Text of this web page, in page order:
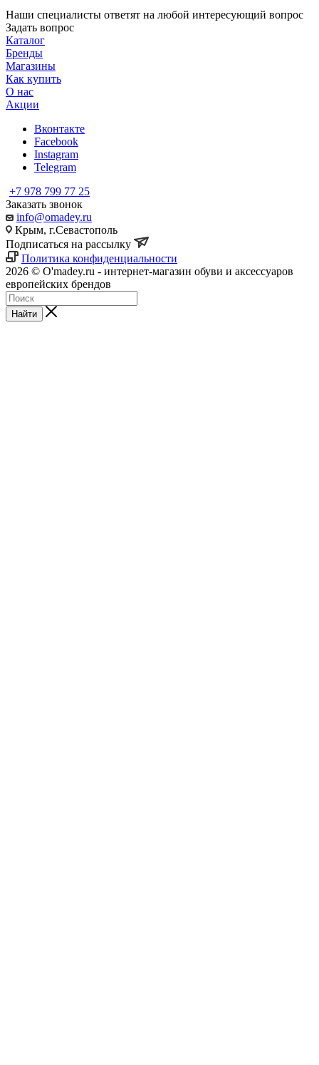
Наши специалисты ответят на любой интересующий вопрос
Задать вопрос
Каталог
Бренды
Магазины
Как купить
О нас
Акции
Вконтакте
Facebook
Instagram
Telegram
+7 978 799 77 25
Заказать звонок
info@omadey.ru
Крым, г.Севастополь
Подписаться на рассылку
Политика конфиденциальности
2026 © O'madey.ru - интернет-магазин обуви и аксессуаров
европейских брендов
Найти